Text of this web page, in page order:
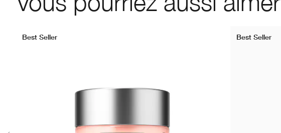
Best Seller Best Seller